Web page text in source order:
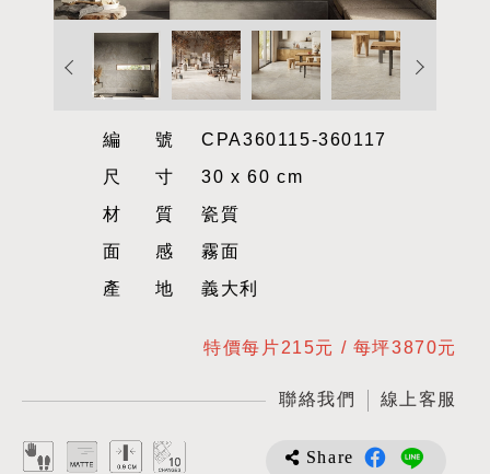
編號CPA360115-360117
尺寸30 x 60 cm
材質瓷質
面感霧面
產地義大利
特價每片215元 / 每坪3870元
聯絡我們 線上客服
Share